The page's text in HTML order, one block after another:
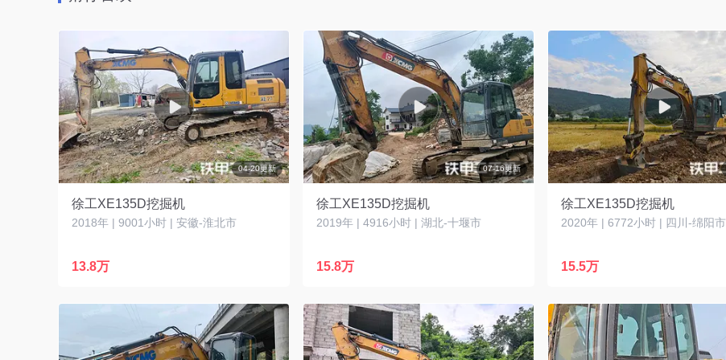
04-20更新
徐工XE135D挖掘机
2018年 | 9001小时 | 安徽-淮北市
13.8万
07-16更新
徐工XE135D挖掘机
2019年 | 4916小时 | 湖北-十堰市
15.8万
徐工XE135D挖掘机
2020年 | 6772小时 | 四川-绵阳市
15.5万